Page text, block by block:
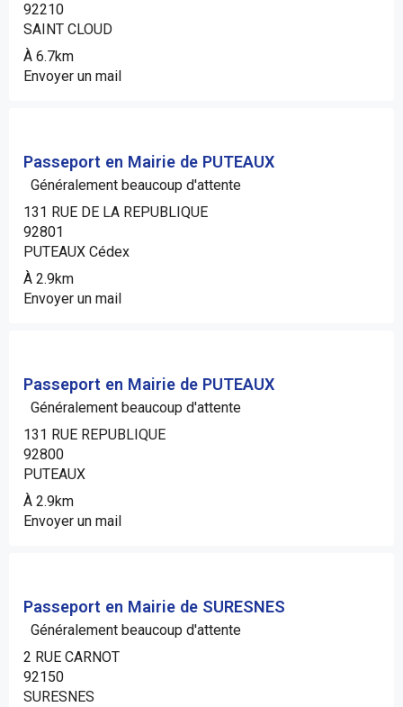
92210
SAINT CLOUD
À 6.7km
Envoyer un mail
Passeport en Mairie de PUTEAUX
Généralement beaucoup d'attente
131 RUE DE LA REPUBLIQUE
92801
PUTEAUX Cédex
À 2.9km
Envoyer un mail
Passeport en Mairie de PUTEAUX
Généralement beaucoup d'attente
131 RUE REPUBLIQUE
92800
PUTEAUX
À 2.9km
Envoyer un mail
Passeport en Mairie de SURESNES
Généralement beaucoup d'attente
2 RUE CARNOT
92150
SURESNES